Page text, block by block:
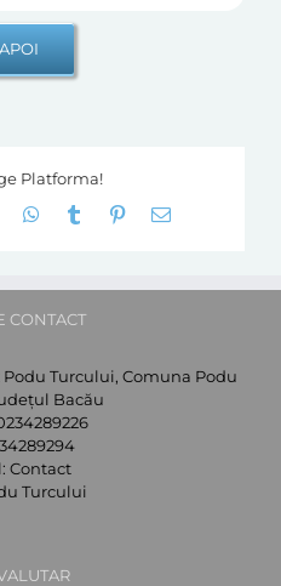
Platforma!
WhatsApp
Tumblr Pinterest
E-
CONTACT
Turcului, Comuna Podu
Bacău
Contact
Turcului